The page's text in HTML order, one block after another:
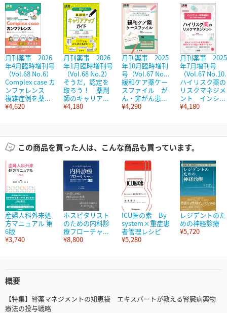
月刊薬事 2026
年4月臨時増刊号
（Vol.68 No.6）
Complex case カ
ンファレンス
複雑症例を薬...
¥4,620
月刊薬事 2026
年1月臨時増刊号
（Vol.68 No.2）
そうだ，認定を
取ろう！ 薬剤
師のキャリア...
¥4,180
月刊薬事 2025
年10月臨時増刊
号（Vol.67 No...
緩和ケア薬ケー
スファイル が
ん・非がん患...
¥4,290
月刊薬事 2025
年7月増刊号
（Vol.67
ハイリスク薬の
リスクマネジメ
ント インシ...
¥4,180
この商品を買った人は、こんな商品も買っています。
産婦人科外来処
方マニュアル 第
6版
¥3,740
ホスピタリスト
のための内科診
療フローチャ...
¥8,800
ICU医の素 By
system×重症患
者管理レシピ
¥5,280
レジデントのた
めの神経診療
¥5,720
概要
【特集】腎薬マネジメントの知恵袋 エキスパートが教える腎臓病薬物
療法の投与戦略